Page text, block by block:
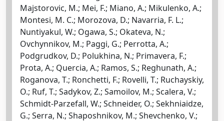
Majstorovic, M.; Mei, F.; Miano, A.; Mikulenko, A.;
Montesi, M. C.; Morozova, D.; Navarria, F. L.;
Nuntiyakul, W.; Ogawa, S.; Okateva, N.;
Ovchynnikov, M.; Paggi, G.; Perrotta, A.;
Podgrudkov, D.; Polukhina, N.; Primavera, F.;
Prota, A.; Quercia, A.; Ramos, S.; Reghunath, A.;
Roganova, T.; Ronchetti, F.; Rovelli, T.; Ruchayskiy,
O.; Ruf, T.; Sadykov, Z.; Samoilov, M.; Scalera, V.;
Schmidt-Parzefall, W.; Schneider, O.; Sekhniaidze,
G.; Serra, N.; Shaposhnikov, M.; Shevchenko, V.;